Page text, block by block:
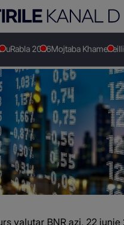
Rabla 2026Mojtaba Khamenei
Social Curs valutar BNR azi, 22
BNR azi, 22
valutar BNR azi, 22 iunie